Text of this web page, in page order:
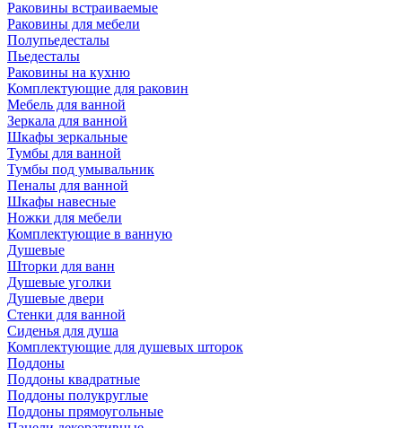
Раковины встраиваемые
Раковины для мебели
Полупьедесталы
Пьедесталы
Раковины на кухню
Комплектующие для раковин
Мебель для ванной
Зеркала для ванной
Шкафы зеркальные
Тумбы для ванной
Тумбы под умывальник
Пеналы для ванной
Шкафы навесные
Ножки для мебели
Комплектующие в ванную
Душевые
Шторки для ванн
Душевые уголки
Душевые двери
Стенки для ванной
Сиденья для душа
Комплектующие для душевых шторок
Поддоны
Поддоны квадратные
Поддоны полукруглые
Поддоны прямоугольные